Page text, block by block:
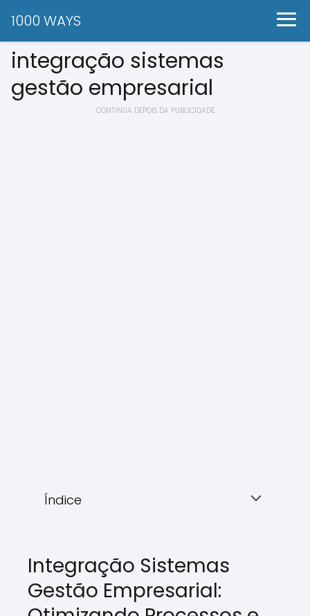
1000 WAYS
integração sistemas
gestão empresarial
CONTINUA DEPOIS DA PUBLICIDADE
Índice
Integração Sistemas
Gestão Empresarial: